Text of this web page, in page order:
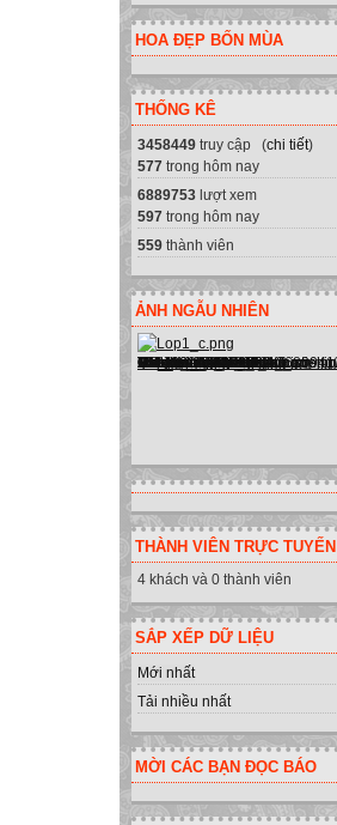
HOA ĐẸP BỐN MÙA
THỐNG KÊ
3458449 truy cập (chi tiết)
577 trong hôm nay
6889753 lượt xem
597 trong hôm nay
559 thành viên
ẢNH NGẪU NHIÊN
THÀNH VIÊN TRỰC TUYẾN
4 khách và 0 thành viên
SẮP XẾP DỮ LIỆU
Mới nhất
Tải nhiều nhất
MỜI CÁC BẠN ĐỌC BÁO